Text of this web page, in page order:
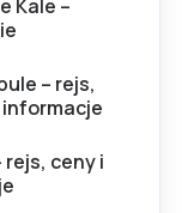
Kale –
– rejs,
rejs, ceny i